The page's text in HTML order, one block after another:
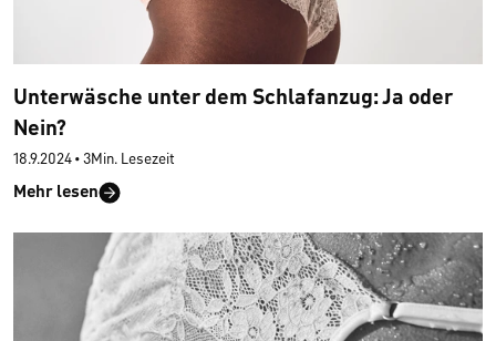
Unterwäsche unter dem Schlafanzug: Ja oder
Nein?
18.9.2024 • 3Min. Lesezeit
Mehr lesen